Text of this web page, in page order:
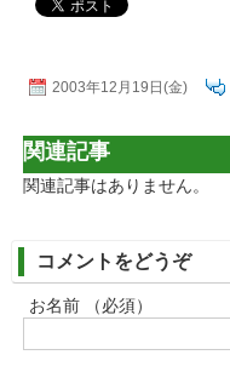
2003年12月19日(金)
関連記事
関連記事はありません。
コメントをどうぞ
お名前 （必須）